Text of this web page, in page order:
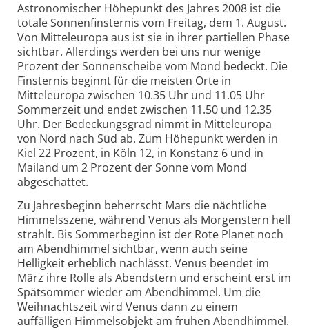
Astronomischer Höhepunkt des Jahres 2008 ist die
totale Sonnenfinsternis vom Freitag, dem 1. August.
Von Mitteleuropa aus ist sie in ihrer partiellen Phase
sichtbar. Allerdings werden bei uns nur wenige
Prozent der Sonnenscheibe vom Mond bedeckt. Die
Finsternis beginnt für die meisten Orte in
Mitteleuropa zwischen 10.35 Uhr und 11.05 Uhr
Sommerzeit und endet zwischen 11.50 und 12.35
Uhr. Der Bedeckungsgrad nimmt in Mitteleuropa
von Nord nach Süd ab. Zum Höhepunkt werden in
Kiel 22 Prozent, in Köln 12, in Konstanz 6 und in
Mailand um 2 Prozent der Sonne vom Mond
abgeschattet.
Zu Jahresbeginn beherrscht Mars die nächtliche
Himmelsszene, während Venus als Morgenstern hell
strahlt. Bis Sommerbeginn ist der Rote Planet noch
am Abendhimmel sichtbar, wenn auch seine
Helligkeit erheblich nachlässt. Venus beendet im
März ihre Rolle als Abendstern und erscheint erst im
Spätsommer wieder am Abendhimmel. Um die
Weihnachtszeit wird Venus dann zu einem
auffälligen Himmelsobjekt am frühen Abendhimmel.